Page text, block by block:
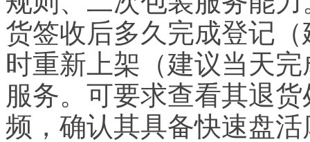
货签收后多久完成登记
时重新上架（建议当天
服务。可要求查看其退
频，确认其具备快速盘